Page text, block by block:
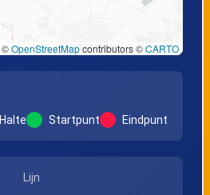
©OpenStreetMapcontributors ©CARTO
Halte Startpunt Eindpunt
Lijn